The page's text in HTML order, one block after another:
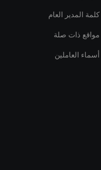
كلمة المدير العام
مواقع ذات صلة
أسماء العاملين